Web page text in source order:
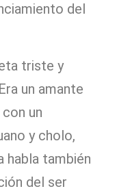
del
triste y
un amante
un
y cholo,
habla también
del ser